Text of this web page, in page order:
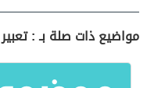
مواضيع ذات صلة بـ :